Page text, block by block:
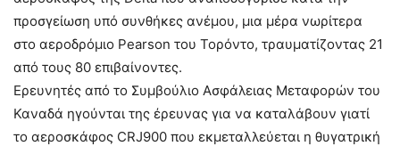
προσγείωση υπό συνθήκες ανέμου, μια μέρα νωρίτερα
στο αεροδρόμιο Pearson του Τορόντο, τραυματίζοντας 21
από τους 80 επιβαίνοντες.
Ερευνητές από το Συμβούλιο Ασφάλειας Μεταφορών του
Καναδά ηγούνται της έρευνας για να καταλάβουν γιατί
το αεροσκάφος CRJ900 που εκμεταλλεύεται η θυγατρική